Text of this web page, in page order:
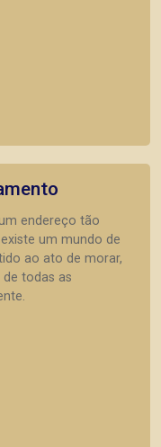
endereço tão
um mundo de
ao ato de morar,
todas as